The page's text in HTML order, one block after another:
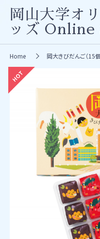
岡山大学オ
ッズ Online
Home 岡大きびだんご（15個